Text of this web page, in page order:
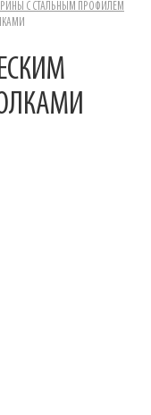
С СТАЛЬНЫМ ПРОФИЛЕМ